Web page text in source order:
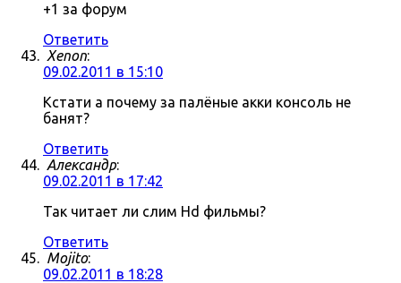
+1 за форум
Ответить
Xenon:
09.02.2011 в 15:10
Кстати а почему за палёные акки консоль не
банят?
Ответить
Александр:
09.02.2011 в 17:42
Так читает ли слим Hd фильмы?
Ответить
Mojito:
09.02.2011 в 18:28